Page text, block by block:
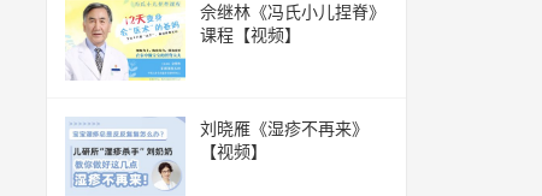
佘继林《冯氏小儿捏脊》
课程【视频】
刘晓雁《湿疹不再来》
【视频】